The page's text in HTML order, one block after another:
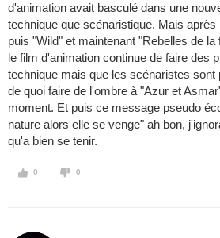
d'animation avait basculé dans une
technique que scénaristique. Mais
puis "Wild" et maintenant "Rebelles de
le film d'animation continue de faire des
technique mais que les scénaristes
de quoi faire de l'ombre à "Azur et
moment. Et puis ce message pseudo
nature alors elle se venge" ah bon,
qu'a bien se tenir.
0 0